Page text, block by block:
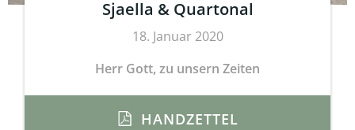
Sjaella & Quartonal
18. Januar 2020
Herr Gott, zu unsern Zeiten
HANDZETTEL